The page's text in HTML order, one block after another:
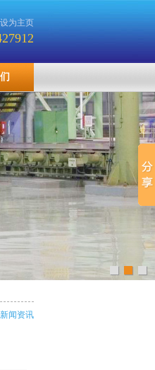
设为主页
闻资讯